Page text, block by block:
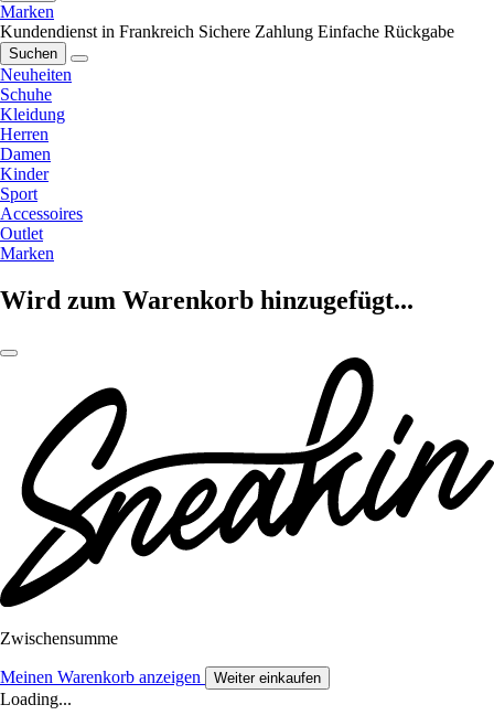
Marken
Kundendienst in Frankreich Sichere Zahlung Einfache Rückgabe
Suchen
Neuheiten
Schuhe
Kleidung
Herren
Damen
Kinder
Sport
Accessoires
Outlet
Marken
Wird zum Warenkorb hinzugefügt...
Zwischensumme
Meinen Warenkorb anzeigen Weiter einkaufen
Loading...